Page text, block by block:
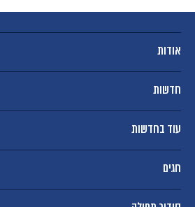
אודות
חדשות
עוד בחדשות
חגים